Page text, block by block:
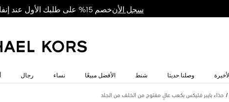
سجل الأنخصم 15% على طلبك الأول عند إنفاق 950 ريال سعودي: MKFIRST
وصلنا حديثا شنط الأفضل مبيعًا نساء رجال
حذاء بايبر فليكس بكعب عالٍ مفتوح من الخلف من الجلد